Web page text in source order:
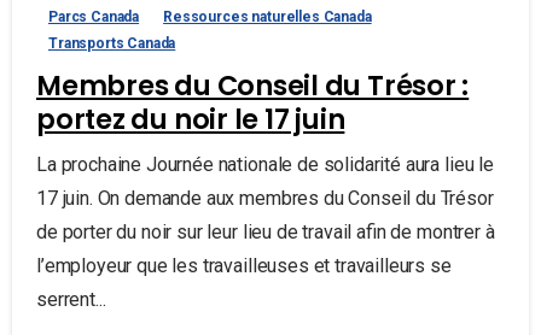
Parcs Canada
Ressources naturelles Canada
Transports Canada
Membres du Conseil du Trésor :
portez du noir le 17 juin
La prochaine Journée nationale de solidarité aura lieu le
17 juin. On demande aux membres du Conseil du Trésor
de porter du noir sur leur lieu de travail afin de montrer à
l’employeur que les travailleuses et travailleurs se
serrent...